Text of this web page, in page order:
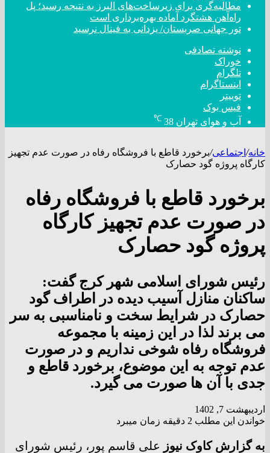
مطالبه‌گری برای زیرساخت‌های البرز به نتیجه رسید؛ پل
راه‌آهن هشتگرد آماده بهره‌برداری است
تور جهانی صربستان/ یزدانی به فینال نرسید
نوشته تصادفی
خوراک
تلگرام
اینستاگرام
توییتر
فیس بوک
آب و هوای تهران 38
℃
خانه/ اجتماعی/برخورد قاطع با فروشگاه رفاه در صورت عدم تجهیز
کارگاه پروژه گود حصارک
برخورد قاطع با فروشگاه رفاه
در صورت عدم تجهیز کارگاه
پروژه گود حصارک
رئیس شورای اسلامی شهر کرج گفت:
ساکنان منازل آسیب دیده در اطراف گود
حصارک در شرایط سخت و نامناسبی به سر
می برند لذا در این زمینه با مجموعه
فروشگاه رفاه شوخی نداریم و در صورت
عدم توجه به این موضوع، برخورد قاطع و
جدی با آن ها صورت می گیرد.
اردیبهشت 7, 1402
خواندن این مطلب 2 دقیقه زمان میبرد
به گزارش کاوک نیوز علی قاسم پور، رئیس شورای